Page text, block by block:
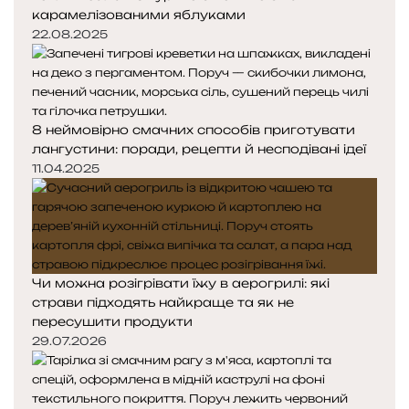
карамелізованими яблуками
22.08.2025
8 неймовірно смачних способів приготувати
лангустини: поради, рецепти й несподівані ідеї
11.04.2025
Чи можна розігрівати їжу в аерогрилі: які
страви підходять найкраще та як не
пересушити продукти
29.07.2026